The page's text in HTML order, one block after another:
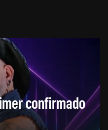
confirmado